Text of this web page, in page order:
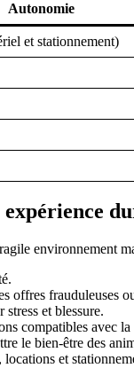
Autonomie
et stationnement)
environnement
offres frauduleuses
et blessure.
compatibles avec
le bien-être des
et